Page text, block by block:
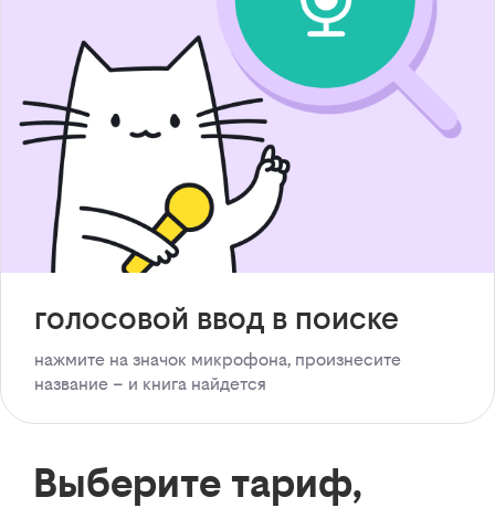
голосовой ввод в поиске
нажмите на значок микрофона, произнесите
название – и книга найдется
Выберите тариф,